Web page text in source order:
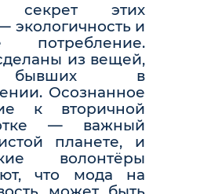
секрет этих
экологичность и
потребление.
из вещей,
в
Осознанное
к вторичной
— важный
планете, и
волонтёры
что мода на